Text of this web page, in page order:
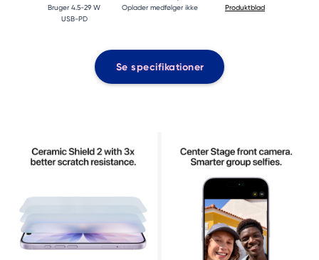
Bruger 4.5-29 W
USB-PD
Oplader medfølger ikke Produktblad
Se specifikationer